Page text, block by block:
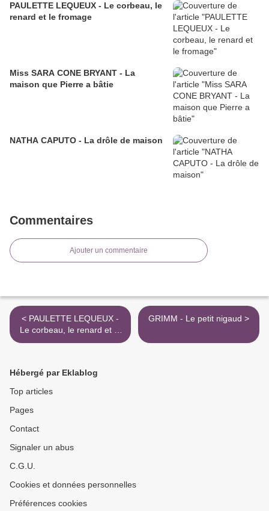
PAULETTE LEQUEUX - Le corbeau, le
renard et le fromage
Miss SARA CONE BRYANT - La
maison que Pierre a bâtie
NATHA CAPUTO - La drôle de maison
Commentaires
Ajouter un commentaire
< PAULETTE LEQUEUX -
Le corbeau, le renard et le
fromage
GRIMM - Le petit nigaud >
Hébergé par Eklablog
Top articles
Pages
Contact
Signaler un abus
C.G.U.
Cookies et données personnelles
Préférences cookies